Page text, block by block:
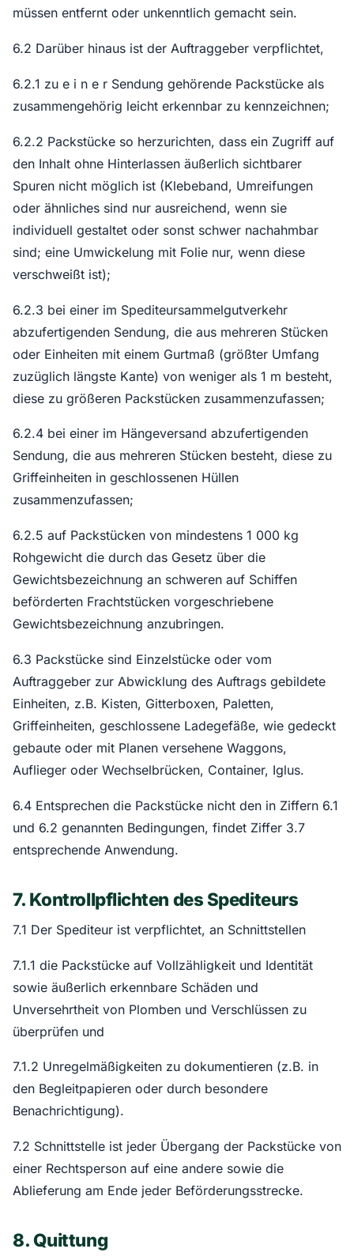
müssen entfernt oder unkenntlich gemacht sein.
6.2 Darüber hinaus ist der Auftraggeber verpflichtet,
6.2.1 zu e i n e r Sendung gehörende Packstücke als
zusammengehörig leicht erkennbar zu kennzeichnen;
6.2.2 Packstücke so herzurichten, dass ein Zugriff auf
den Inhalt ohne Hinterlassen äußerlich sichtbarer
Spuren nicht möglich ist (Klebeband, Umreifungen
oder ähnliches sind nur ausreichend, wenn sie
individuell gestaltet oder sonst schwer nachahmbar
sind; eine Umwickelung mit Folie nur, wenn diese
verschweißt ist);
6.2.3 bei einer im Spediteursammelgutverkehr
abzufertigenden Sendung, die aus mehreren Stücken
oder Einheiten mit einem Gurtmaß (größter Umfang
zuzüglich längste Kante) von weniger als 1 m besteht,
diese zu größeren Packstücken zusammenzufassen;
6.2.4 bei einer im Hängeversand abzufertigenden
Sendung, die aus mehreren Stücken besteht, diese zu
Griffeinheiten in geschlossenen Hüllen
zusammenzufassen;
6.2.5 auf Packstücken von mindestens 1 000 kg
Rohgewicht die durch das Gesetz über die
Gewichtsbezeichnung an schweren auf Schiffen
beförderten Frachtstücken vorgeschriebene
Gewichtsbezeichnung anzubringen.
6.3 Packstücke sind Einzelstücke oder vom
Auftraggeber zur Abwicklung des Auftrags gebildete
Einheiten, z.B. Kisten, Gitterboxen, Paletten,
Griffeinheiten, geschlossene Ladegefäße, wie gedeckt
gebaute oder mit Planen versehene Waggons,
Auflieger oder Wechselbrücken, Container, Iglus.
6.4 Entsprechen die Packstücke nicht den in Ziffern 6.1
und 6.2 genannten Bedingungen, findet Ziffer 3.7
entsprechende Anwendung.
7. Kontrollpflichten des Spediteurs
7.1 Der Spediteur ist verpflichtet, an Schnittstellen
7.1.1 die Packstücke auf Vollzähligkeit und Identität
sowie äußerlich erkennbare Schäden und
Unversehrtheit von Plomben und Verschlüssen zu
überprüfen und
7.1.2 Unregelmäßigkeiten zu dokumentieren (z.B. in
den Begleitpapieren oder durch besondere
Benachrichtigung).
7.2 Schnittstelle ist jeder Übergang der Packstücke von
einer Rechtsperson auf eine andere sowie die
Ablieferung am Ende jeder Beförderungsstrecke.
8. Quittung